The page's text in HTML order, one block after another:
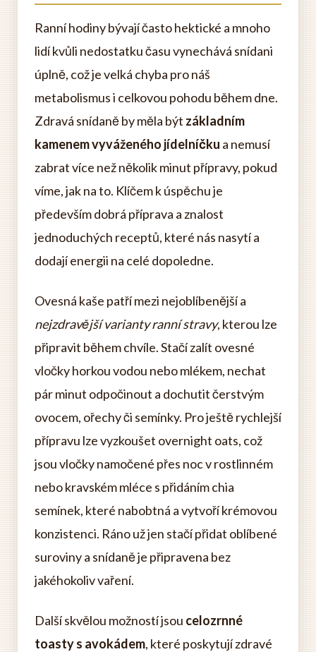
Ranní hodiny bývají často hektické a mnoho
lidí kvůli nedostatku času vynechává snídani
úplně, což je velká chyba pro náš
metabolismus i celkovou pohodu během dne.
Zdravá snídaně by měla být základním
kamenem vyváženého jídelníčku a nemusí
zabrat více než několik minut přípravy, pokud
víme, jak na to. Klíčem k úspěchu je
především dobrá příprava a znalost
jednoduchých receptů, které nás nasytí a
dodají energii na celé dopoledne.
Ovesná kaše patří mezi nejoblíbenější a
nejzdravější varianty ranní stravy, kterou lze
připravit během chvíle. Stačí zalít ovesné
vločky horkou vodou nebo mlékem, nechat
pár minut odpočinout a dochutit čerstvým
ovocem, ořechy či semínky. Pro ještě rychlejší
přípravu lze vyzkoušet overnight oats, což
jsou vločky namočené přes noc v rostlinném
nebo kravském mléce s přidáním chia
semínek, které nabobtná a vytvoří krémovou
konzistenci. Ráno už jen stačí přidat oblíbené
suroviny a snídaně je připravena bez
jakéhokoliv vaření.
Další skvělou možností jsou celozrnné
toasty s avokádem, které poskytují zdravé